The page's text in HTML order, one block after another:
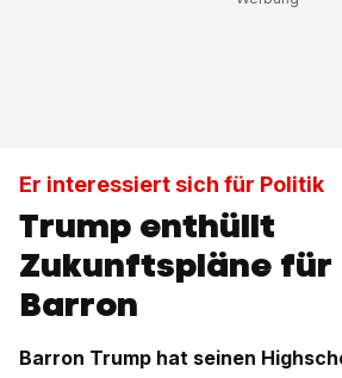
Er interessiert sich für Politik
Trump enthüllt
Zukunftspläne für
Barron
Barron Trump hat seinen